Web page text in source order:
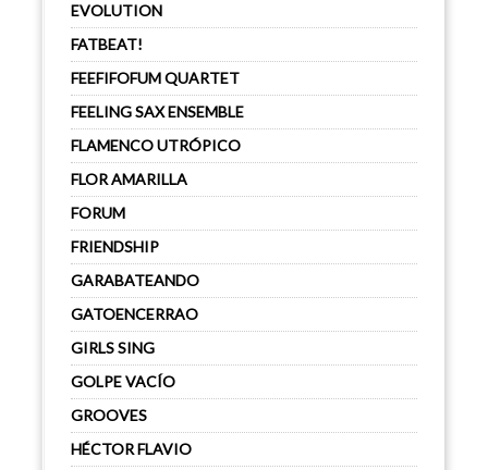
EVOLUTION
FATBEAT!
FEEFIFOFUM QUARTET
FEELING SAX ENSEMBLE
FLAMENCO UTRÓPICO
FLOR AMARILLA
FORUM
FRIENDSHIP
GARABATEANDO
GATOENCERRAO
GIRLS SING
GOLPE VACÍO
GROOVES
HÉCTOR FLAVIO